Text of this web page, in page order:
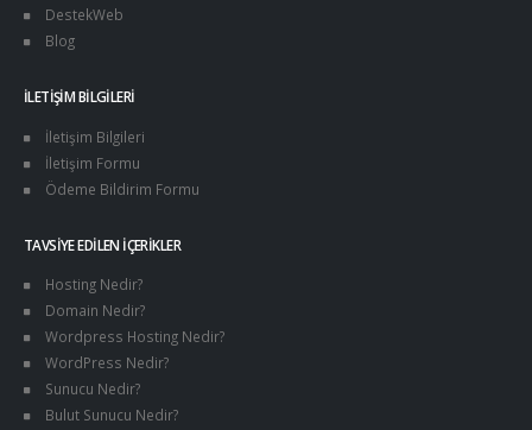
DestekWeb
Blog
İLETIŞIM BILGILERI
İletişim Bilgileri
İletişim Formu
Ödeme Bildirim Formu
TAVSIYE EDILEN İÇERIKLER
Hosting Nedir?
Domain Nedir?
Wordpress Hosting Nedir?
WordPress Nedir?
Sunucu Nedir?
Bulut Sunucu Nedir?